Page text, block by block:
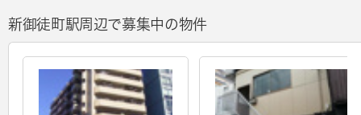
新御徒町駅周辺で募集中の物件